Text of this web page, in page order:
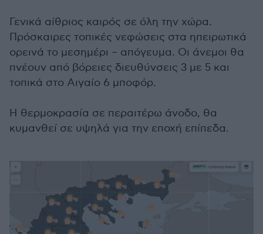
Γενικά αίθριος καιρός σε όλη την χώρα.
Πρόσκαιρες τοπικές νεφώσεις στα ηπειρωτικά
ορεινά το μεσημέρι – απόγευμα. Οι άνεμοι θα
πνέουν από βόρειες διευθύνσεις 3 με 5 και
τοπικά στο Αιγαίο 6 μποφόρ.
Η θερμοκρασία σε περαιτέρω άνοδο, θα
κυμανθεί σε υψηλά για την εποχή επίπεδα.